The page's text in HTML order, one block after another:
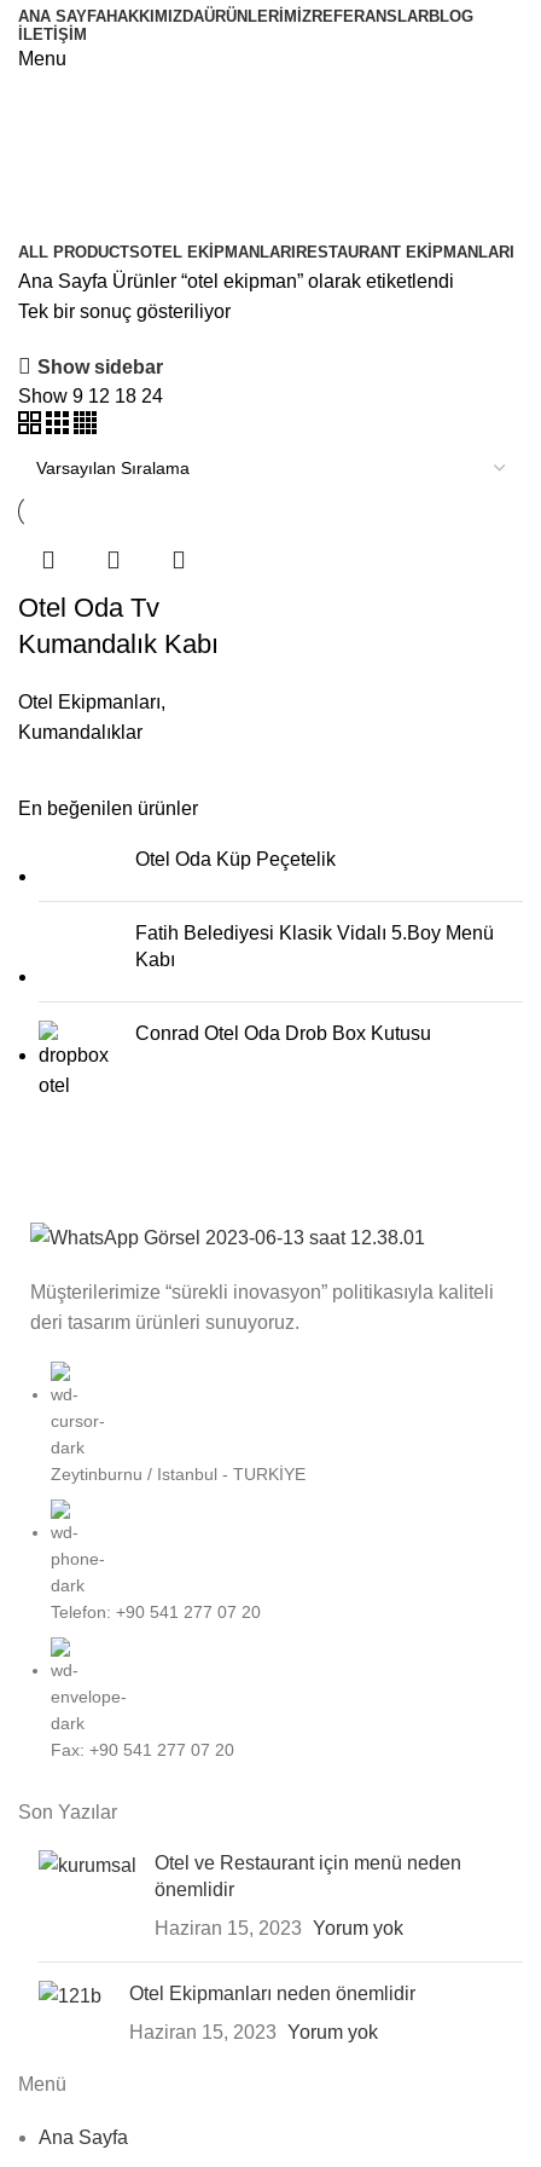
ANA SAYFAHAKKIMIZDAÜRÜNLERIMIZREFERANSLARBLOG
İLETIŞIM
Menu
ALL PRODUCTSOTEL EKIPMANLARI RESTAURANT EKIPMANLARI
En beğenilen ürünler
Otel Oda Küp Peçetelik
Fatih Belediyesi Klasik Vidalı 5.Boy Menü
Kabı
Conrad Otel Oda Drob Box Kutusu
Ana Sayfa Ürünler “otel ekipman” olarak etiketlendi
Tek bir sonuç gösteriliyor
Show sidebar
Show 9 12 18 24
Otel Oda Tv
Kumandalık Kabı
Otel Ekipmanları,
Kumandalıklar
Müşterilerimize “sürekli inovasyon” politikasıyla kaliteli
deri tasarım ürünleri sunuyoruz.
Zeytinburnu / Istanbul - TURKİYE
Telefon: +90 541 277 07 20
Fax: +90 541 277 07 20
Son Yazılar
Otel ve Restaurant için menü neden
önemlidir
Haziran 15, 2023 Yorum yok
Otel Ekipmanları neden önemlidir
Haziran 15, 2023 Yorum yok
Menü
Ana Sayfa